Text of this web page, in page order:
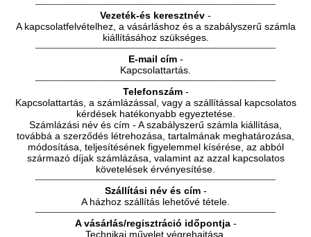
Vezeték-és keresztnév -
A kapcsolatfelvételhez, a vásárláshoz és a szabályszerű számla
kiállításához szükséges.
E-mail cím-
Kapcsolattartás.
Telefonszám-
Kapcsolattartás, a számlázással, vagy a szállítással kapcsolatos
kérdések hatékonyabb egyeztetése.
Számlázási név és cím - A szabályszerű számla kiállítása,
továbbá a szerződés létrehozása, tartalmának meghatározása,
módosítása, teljesítésének figyelemmel kísérése, az abból
származó díjak számlázása, valamint az azzal kapcsolatos
követelések érvényesítése.
Szállítási név és cím-
A házhoz szállítás lehetővé tétele.
A vásárlás/regisztráció időpontja-
Technikai művelet végrehajtása.